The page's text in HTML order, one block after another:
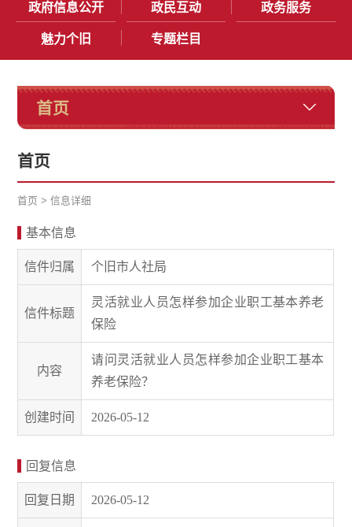
政府信息公开 政民互动 政务服务
魅力个旧 专题栏目
首页
首页
首页 >信息详细
基本信息
信件归属 个旧市人社局
信件标题
灵活就业人员怎样参加企业职工基本养老
保险
内容
请问灵活就业人员怎样参加企业职工基本
养老保险？
创建时间 2026-05-12
回复信息
回复日期 2026-05-12